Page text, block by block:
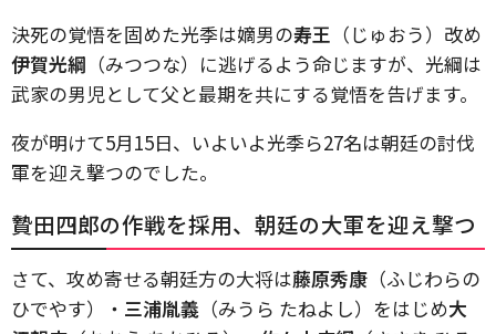
決死の覚悟を固めた光季は嫡男の寿王 （じゅおう）改め
伊賀光綱 （みつつな）に逃げるよう命じますが、光綱は
武家の男児として父と最期を共にする覚悟を告げます。
夜が明けて5月15日、いよいよ光季ら27名は朝廷の討伐
軍を迎え撃つのでした。
贄田四郎の作戦を採用、朝廷の大軍を迎え撃つ
さて、攻め寄せる朝廷方の大将は藤原秀康 （ふじわらの
ひでやす）・ 三浦胤義 （みうら たねよし）をはじめ大